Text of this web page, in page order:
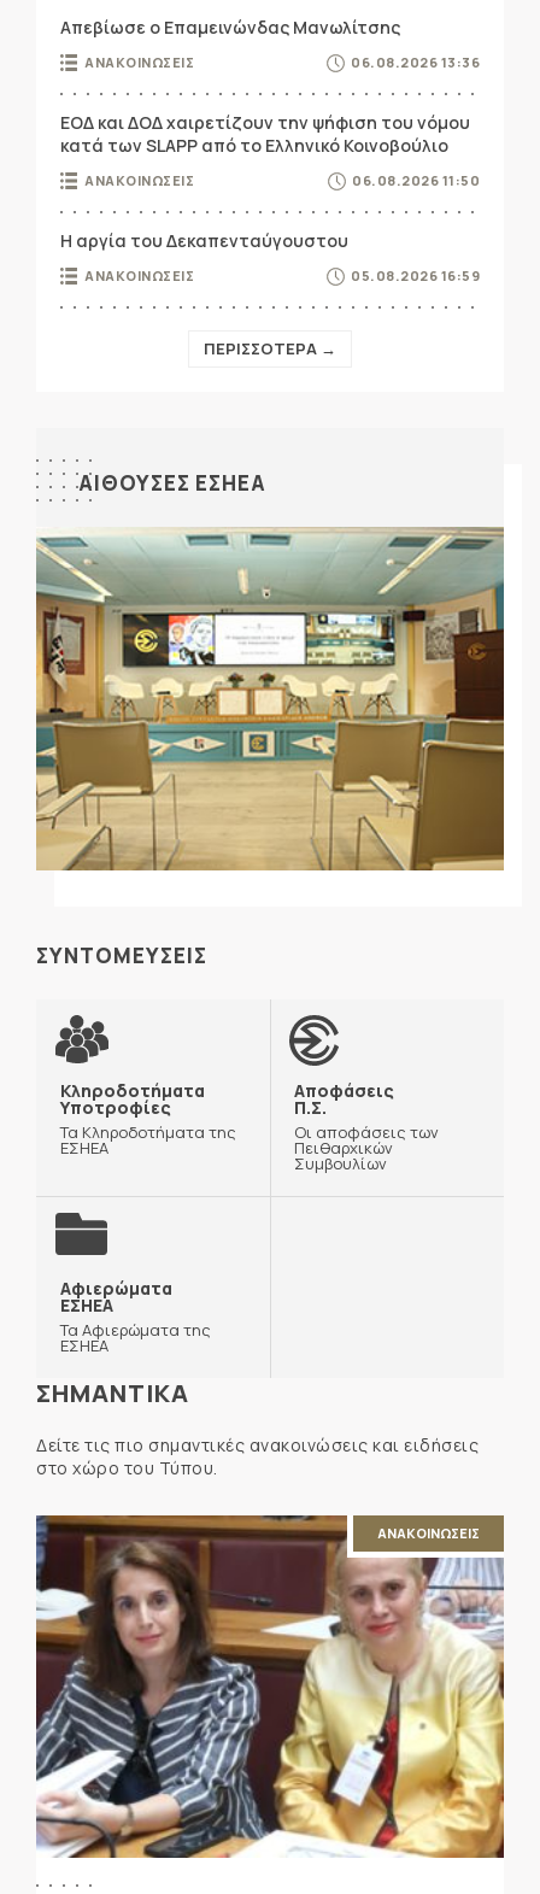
Απεβίωσε ο Επαμεινώνδας Μανωλίτσης
ΑΝΑΚΟΙΝΩΣΕΙΣ 06.08.2026 13:36
ΕΟΔ και ΔΟΔ χαιρετίζουν την ψήφιση του νόμου
κατά των SLAPP από το Ελληνικό Κοινοβούλιο
ΑΝΑΚΟΙΝΩΣΕΙΣ 06.08.2026 11:50
Η αργία του Δεκαπενταύγουστου
ΑΝΑΚΟΙΝΩΣΕΙΣ 05.08.2026 16:59
ΠΕΡΙΣΣΟΤΕΡΑ →
ΑΙΘΟΥΣΕΣ ΕΣΗΕΑ
ΣΥΝΤΟΜΕΥΣΕΙΣ
Κληροδοτήματα
Υποτροφίες
Τα Κληροδοτήματα της
ΕΣΗΕΑ
Αποφάσεις
Π.Σ.
Οι αποφάσεις των
Πειθαρχικών
Συμβουλίων
Αφιερώματα
ΕΣΗΕΑ
Τα Αφιερώματα της
ΕΣΗΕΑ
ΣΗΜΑΝΤΙΚΑ
Δείτε τις πιο σημαντικές ανακοινώσεις και ειδήσεις
στο χώρο του Τύπου.
ΑΝΑΚΟΙΝΩΣΕΙΣ